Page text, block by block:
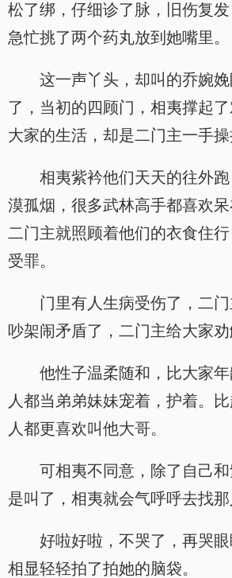
松了绑，仔细诊了脉，旧伤复
急忙挑了两个药丸放到她嘴里。
这一声丫头，却叫的乔婉
了，当初的四顾门，相夷撑起
大家的生活，却是二门主一手操
相夷紫衿他们天天的往外
漠孤烟，很多武林高手都喜欢呆
二门主就照顾着他们的衣食住
受罪。
门里有人生病受伤了，二门
吵架闹矛盾了，二门主给大家劝
他性子温柔随和，比大家
人都当弟弟妹妹宠着，护着。
人都更喜欢叫他大哥。
可相夷不同意，除了自己
是叫了，相夷就会气呼呼去找那
好啦好啦，不哭了，再哭
相显轻轻拍了拍她的脑袋。